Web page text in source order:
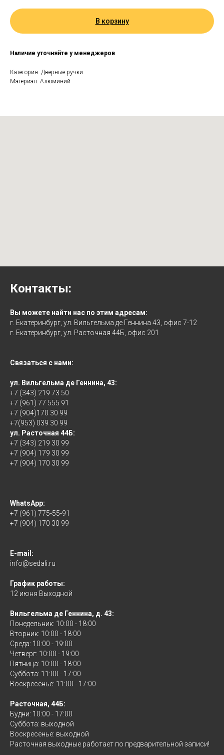
В корзину
Наличие уточняйте у менеджеров
Категория: Дверные ручки
Материал: Алюминий
Контакты:
Вы можете найти нас по этим адресам:
г. Екатеринбург, ул. Вильгельма де Геннина 43, офис 7-12
г. Екатеринбург, ул. Расточная 44Б, офис 201
Связаться с нами:
ул. Вильгельма де Геннина, 43:
+7 (343) 219 73 50
+7 (961) 77 555 91
+7 (904)170 30 99
+7(953) 039 30 99
ул. Расточная 44Б:
+7 (343) 219 30 99
+7 (904) 179 30 99
+7 (904) 170 30 99
WhatsApp:
+7 (961) 775-55-91
+7 (904) 170 30 99
E-mail:
info@sedali.ru
График работы:
12 июня Выходной
Вильгельма де Геннина, д. 43:
Понедельник: 10:00 - 18:00
Вторник: 10:00 - 18:00
Среда: 10:00 - 19:00
Четверг: 10:00 - 19:00
Пятница: 10:00 - 18:00
Суббота: 11:00 - 17:00
Воскресенье: 11:00 - 17:00
Расточная, 44Б:
Будни: 10:00 - 17:00
Суббота: выходной
Воскресенье: выходной
Расточная выходные работает по предварительной записи!